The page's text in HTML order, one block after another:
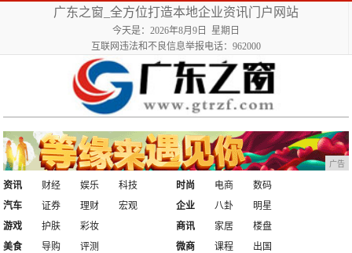
广东之窗_全方位打造本地企业资讯门户网站
今天是：2026年8月9日 星期日
互联网违法和不良信息举报电话：962000
广告
资讯 财经 娱乐
科技
汽车
证券 理财 宏观
时尚 电商
数码
企业
八卦
明星
游戏
护肤
彩妆
美食
导购 评测
商讯 家居
楼盘
微商
课程
出国